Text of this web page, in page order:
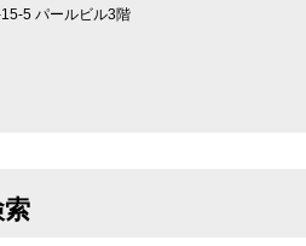
5 パールビル3階